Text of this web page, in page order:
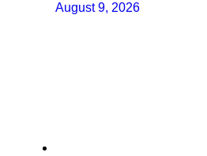
August 9, 2026